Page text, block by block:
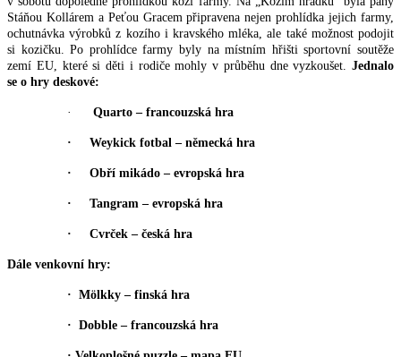
Stáňou Kollárem a Peťou Gracem připravena nejen prohlídka jejich farmy,
ochutnávka výrobků z kozího i kravského mléka, ale také možnost podojit
si kozičku. Po prohlídce farmy byly na místním hřišti sportovní soutěže
zemí EU, které si děti i rodiče mohly v průběhu dne vyzkoušet. Jednalo
se o hry deskové:
· Quarto – francouzská hra
· Weykick fotbal – německá hra
· Obří mikádo – evropská hra
· Tangram – evropská hra
· Cvrček – česká hra
Dále venkovní hry:
· Mölkky – finská hra
· Dobble – francouzská hra